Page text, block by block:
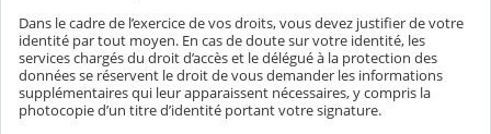
Dans le cadre de l’exercice de vos droits, vous devez justifier de votre
identité par tout moyen. En cas de doute sur votre identité, les
services chargés du droit d’accès et le délégué à la protection des
données se réservent le droit de vous demander les informations
supplémentaires qui leur apparaissent nécessaires, y compris la
photocopie d’un titre d’identité portant votre signature.